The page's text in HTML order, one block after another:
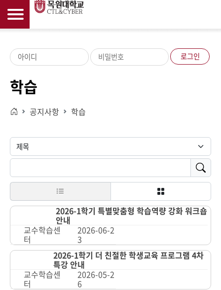
로그인
학습
홈으로공지사항 학습
2026-1학기 특별맞춤형 학습역량 강화 워크숍
안내
교수학습센
터
2026-06-2
3
2026-1학기 더 친절한 학생교육 프로그램 4차
특강 안내
교수학습센
터
2026-05-2
6